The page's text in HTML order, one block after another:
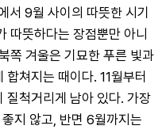
서 9월 사이의 따뜻한 시기
따뜻하다는 장점뿐만 아니
쪽 겨울은 기묘한 푸른 빛과
쳐지는 때이다. 11월부터
질척거리게 남아 있다. 가장
지 않고, 반면 6월까지는